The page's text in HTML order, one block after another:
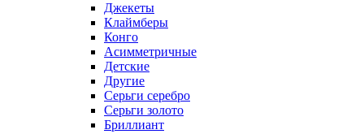
Джекеты
Клаймберы
Конго
Асимметричные
Детские
Другие
Серьги серебро
Серьги золото
Бриллиант